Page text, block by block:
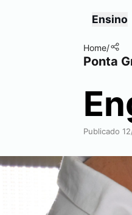
Ensino
Home/
Ponta
Publicado